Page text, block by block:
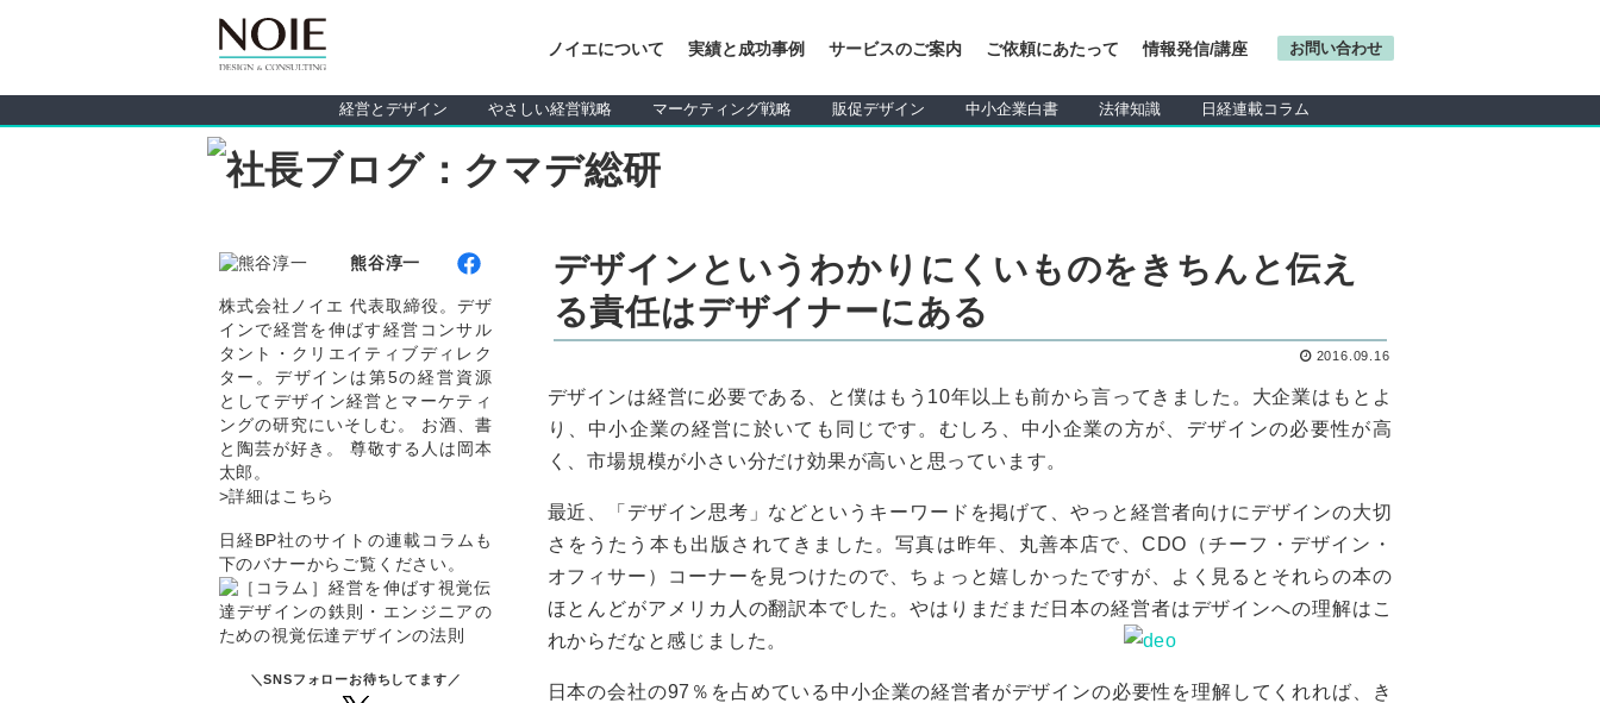
ノイエについて 実績と成功事例 サービスのご案内 ご依頼にあたって 情報発信/講座 お問い合わせ
経営とデザイン やさしい経営戦略 マーケティング戦略 販促デザイン 中小企業白書 法律知識 日経連載コラム
デザインというわかりにくいものをきちんと伝え
る責任はデザイナーにある
2016.09.16
デザインは経営に必要である、と僕はもう10年以上も前から言ってきました。大企業はもとよ
り、中小企業の経営に於いても同じです。むしろ、中小企業の方が、デザインの必要性が高
く、市場規模が小さい分だけ効果が高いと思っています。
最近、「デザイン思考」などというキーワードを掲げて、やっと経営者向けにデザインの大切
さをうたう本も出版されてきました。写真は昨年、丸善本店で、CDO（チーフ・デザイン・
オフィサー）コーナーを見つけたので、ちょっと嬉しかったですが、よく見るとそれらの本の
ほとんどがアメリカ人の翻訳本でした。やはりまだまだ日本の経営者はデザインへの理解はこ
れからだなと感じました。
日本の会社の97％を占めている中小企業の経営者がデザインの必要性を理解してくれれば、き
熊谷淳一
株式会社ノイエ 代表取締役。デザ
インで経営を伸ばす経営コンサル
タント・クリエイティブディレク
ター。デザインは第5の経営資源
としてデザイン経営とマーケティ
ングの研究にいそしむ。 お酒、書
と陶芸が好き。 尊敬する人は岡本
太郎。
>詳細はこちら
日経BP社のサイトの連載コラムも
下のバナーからご覧ください。
＼SNSフォローお待ちしてます／